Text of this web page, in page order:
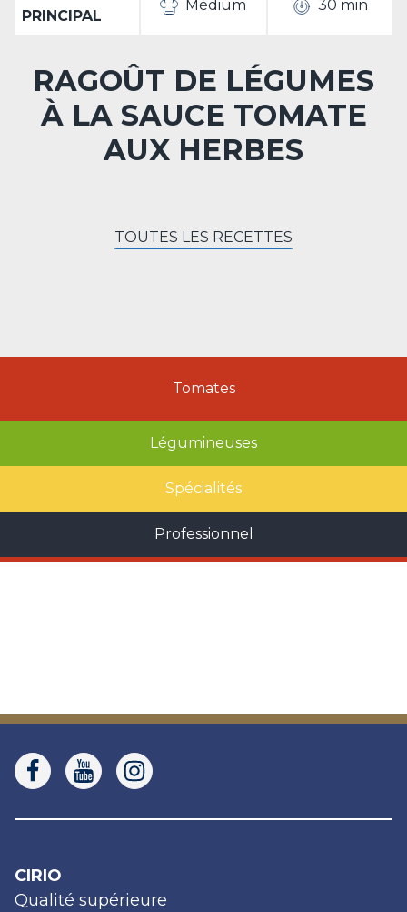
PRINCIPAL
Médium 30 min
RAGOÛT DE LÉGUMES
À LA SAUCE TOMATE
AUX HERBES
TOUTES LES RECETTES
Tomates
Légumineuses
Spécialités
Professionnel
CIRIO
Qualité supérieure